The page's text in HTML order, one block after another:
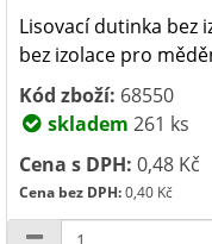
Lisovací dutinka bez
bez izolace pro
Kód zboží: 68550
skladem 261 ks
Cena s DPH: 0,48 Kč
Cena bez DPH:0,40 Kč